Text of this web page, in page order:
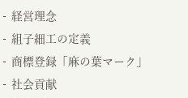
経営理念
組子細工の定義
商標登録「麻の葉マーク」
社会貢献